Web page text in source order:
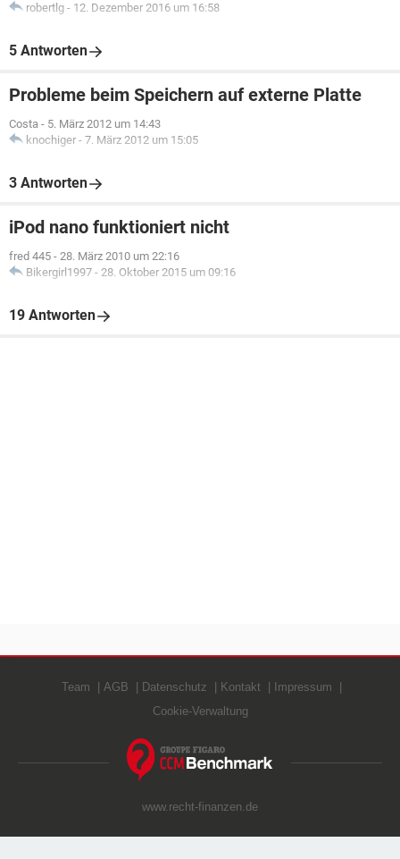
robertlg - 12. Dezember 2016 um 16:58
5 Antworten
Probleme beim Speichern auf externe Platte
Costa - 5. März 2012 um 14:43
knochiger - 7. März 2012 um 15:05
3 Antworten
iPod nano funktioniert nicht
fred 445 - 28. März 2010 um 22:16
Bikergirl1997 - 28. Oktober 2015 um 09:16
19 Antworten
Team AGB Datenschutz Kontakt
Impressum
Cookie-Verwaltung
www.recht-finanzen.de